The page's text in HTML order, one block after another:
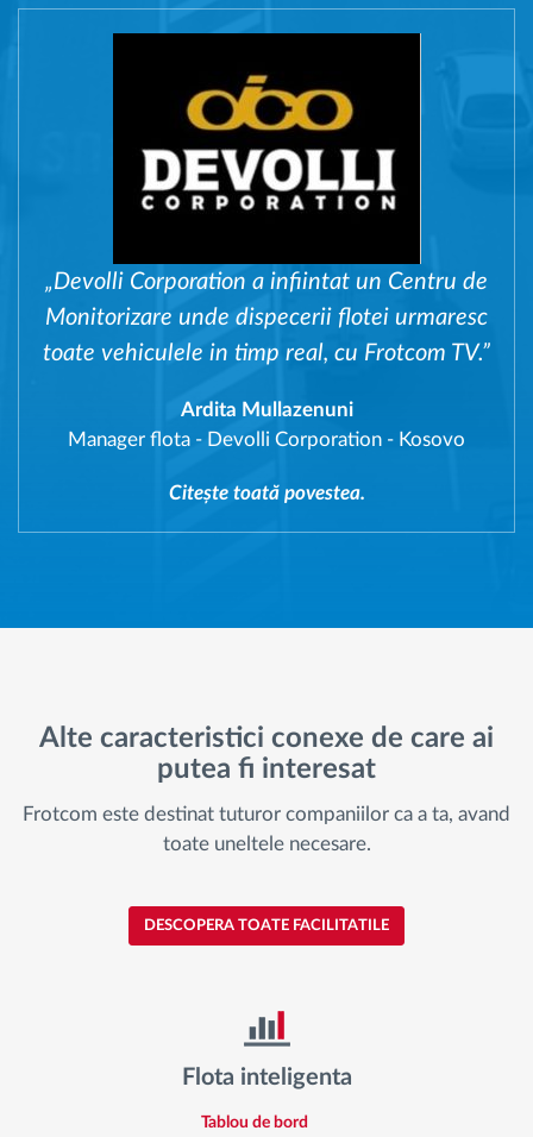
„Devolli Corporation a infiintat un Centru de
Monitorizare unde dispecerii flotei urmaresc
toate vehiculele in timp real, cu Frotcom TV.”
Ardita Mullazenuni
Manager flota - Devolli Corporation - Kosovo
Citește toată povestea.
Alte caracteristici conexe de care ai
putea fi interesat
Frotcom este destinat tuturor companiilor ca a ta, avand
toate uneltele necesare.
DESCOPERA TOATE FACILITATILE
Flota inteligenta
Tablou de bord